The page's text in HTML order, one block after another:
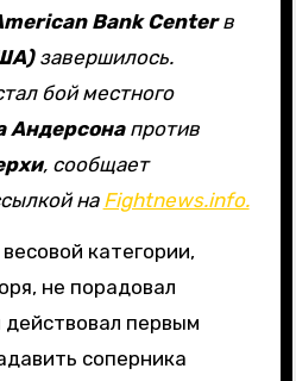
Bank Centerв
завершилось.
бой местного
Андерсонапротив
, сообщает
на Fightnews.info.
категории,
не порадовал
первым
соперника